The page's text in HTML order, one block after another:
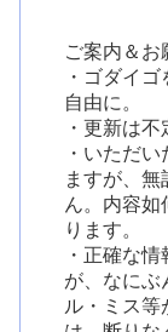
ご案内＆お
・ゴダイ
自由に。
・更新は不
・いただ
ますが、
ん。内容如
ります。
・正確な
が、なにぶ
ル・ミス等